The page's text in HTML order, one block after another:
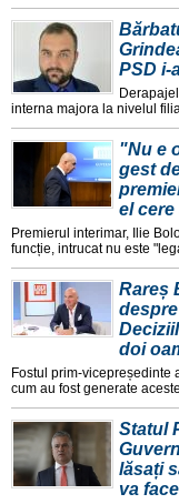
PSD i-
interna majora la nivelul
"Nu e
gest
el
Premierul interimar, Ilie
funcție, intrucat nu este
Rareș
doi
Fostul prim-vicepreședinte
cum au fost generate
Statul
lăsați
va